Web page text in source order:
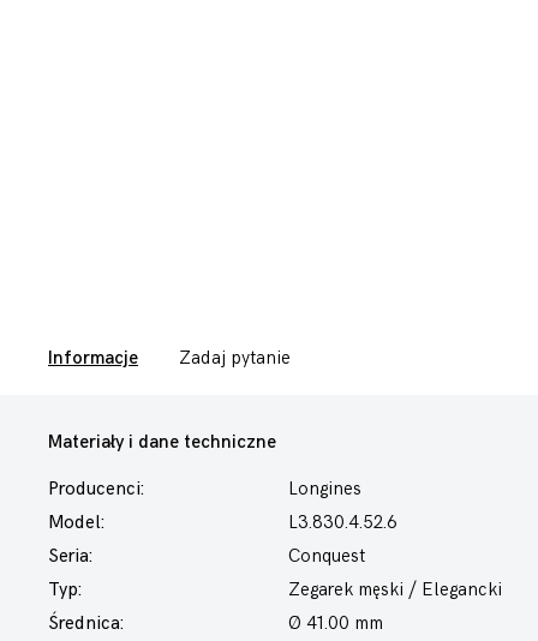
Informacje Zadaj pytanie
Materiały i dane techniczne
Producenci:
Longines
Model:
L3.830.4.52.6
Seria:
Conquest
Typ:
Zegarek męski / Elegancki
Średnica:
Ø 41.00 mm